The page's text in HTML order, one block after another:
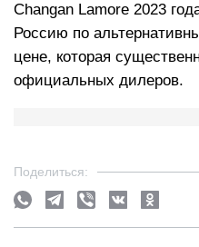
Changan Lamore 2023
Россию по
цене, которая
официальных дилеров.
Поделиться: